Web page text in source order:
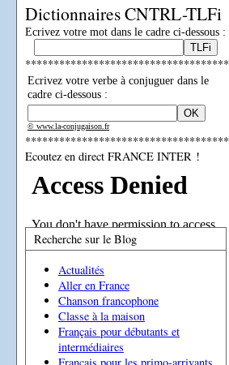
Dictionnaires CNTRL-TLFi
Ecrivez votre mot dans le cadre ci-dessous :
************************************
Ecrivez votre verbe à conjuguer dans le
cadre ci-dessous :
© www.la-conjugaison.fr
************************************
Ecoutez en direct FRANCE INTER !
Recherche sur le Blog
Actualités
Aller en France
Chanson francophone
Classe à la maison
Français pour débutants et
intermédiaires